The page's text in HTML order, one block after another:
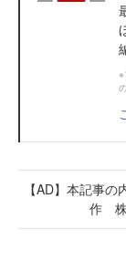
※
【AD】本記事
作 株